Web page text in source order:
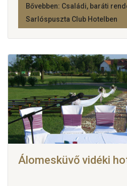
Bővebben: Családi, baráti
Sarlóspuszta Club Hotelben
Álomesküvő vidéki